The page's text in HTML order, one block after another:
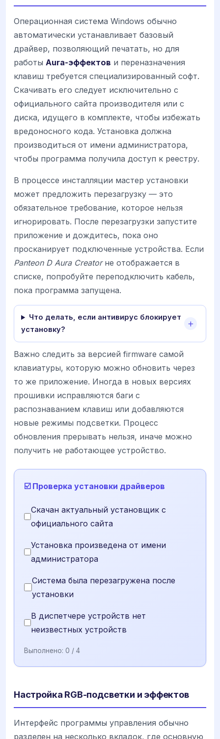
Операционная система Windows обычно
автоматически устанавливает базовый
драйвер, позволяющий печатать, но для
работы Aura-эффектов и переназначения
клавиш требуется специализированный софт.
Скачивать его следует исключительно с
официального сайта производителя или с
диска, идущего в комплекте, чтобы избежать
вредоносного кода. Установка должна
производиться от имени администратора,
чтобы программа получила доступ к реестру.
В процессе инсталляции мастер установки
может предложить перезагрузку — это
обязательное требование, которое нельзя
игнорировать. После перезагрузки запустите
приложение и дождитесь, пока оно
просканирует подключенные устройства. Если
Panteon D Aura Creatorне отображается в
списке, попробуйте переподключить кабель,
пока программа запущена.
Что делать, если антивирус блокирует
установку?
Важно следить за версией firmware самой
клавиатуры, которую можно обновить через
то же приложение. Иногда в новых версиях
прошивки исправляются баги с
распознаванием клавиш или добавляются
новые режимы подсветки. Процесс
обновления прерывать нельзя, иначе можно
получить не работающее устройство.
☑️ Проверка установки драйверов
Скачан актуальный установщик с
официального сайта
Установка произведена от имени
администратора
Система была перезагружена после
установки
В диспетчере устройств нет
неизвестных устройств
Выполнено: 0 / 4
Настройка RGB-подсветки и эффектов
Интерфейс программы управления обычно
разделен на несколько вкладок, где основную